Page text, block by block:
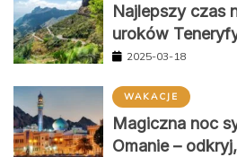
Najlepszy czas
uroków
2025-03-18
WAKACJE
Magiczna noc
Omanie –